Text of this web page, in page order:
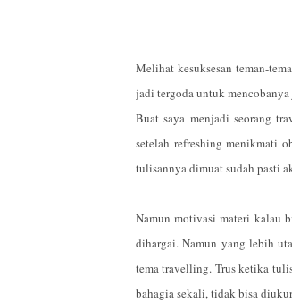
Melihat kesuksesan teman-
jadi tergoda untuk
Buat saya menjadi seorang
setelah refreshing menikmati
tulisannya dimuat sudah pasti
Namun motivasi materi kalau
dihargai. Namun yang lebih
tema travelling. Trus ketika
bahagia sekali, tidak bisa